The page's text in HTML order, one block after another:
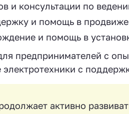
и консультации по
и помощь в
и помощь в
предпринимателей с
электротехники с
активно